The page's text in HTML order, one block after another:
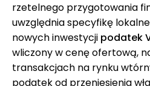
rzetelnego przygotowania
uwzględnia specyfikę
nowych inwestycji podatek
wliczony w cenę ofertową,
transakcjach na rynku
podatek od przeniesienia